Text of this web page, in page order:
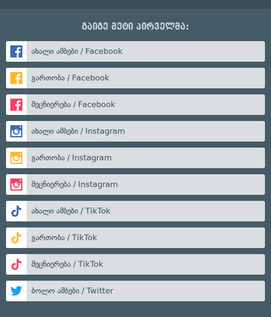
გაიგე მეტი პირველმა:
ახალი ამბები / Facebook
გართობა / Facebook
მეცნიერება / Facebook
ახალი ამბები / Instagram
გართობა / Instagram
მეცნიერება / Instagram
ახალი ამბები / TikTok
გართობა / TikTok
მეცნიერება / TikTok
ბოლო ამბები / Twitter